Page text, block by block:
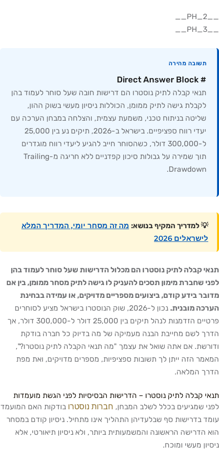
תשובה מהירה
תנאי קבלה לתיק נוסטרו הם דרישות חובה שעל סוחר לעמוד בהן
לקבלת גישה לתיק ממומן, הכוללות ניסיון מעשי בשוק ההון,
שליטה בניתוח טכני, משמעת עצמית, והצלחה במבחן הערכה עם
יעדי רווח ספציפיים. בישראל ב-2026, תיקים נע בין 25,000
ל-300,000 דולר, כשהסוחר חייב להגיע ליעדי רווח מוגדרים
תוך שמירה על גבולות סיכון קפדניים ללא חריגה מ-Trailing
Drawdown.
למדריך המקיף בנושא: מה זה מסחר יומי, המדריך המלא
2026
קבלה לתיק נוסטרו הם מכלול הדרישות שעל סוחר לעמוד בהן
שחברת מימון תסכים להעניק לו גישה לתיק מסחר ממומן, בין אם
בידע קודם, ביצועים מספריים מדויקים, או עמידה בבחינת
מובנית.
נכון ל-2026, שוק הנוסטרו בישראל מציע לסוחרים
פרטיים הזדמנות לנהל תיקים בין 25,000 דולר ל-300,000 דולר, אך
לשם מחייבת הבנה מעמיקה של מה בדיוק כל חברה בודקת
אם אתה שואל את עצמך "מה תנאי הקבלה לתיק נוסטרו?",
הזה ייתן לך תשובות ספציפיות, מספרים מדויקים, ואת מפת
המלאה.
קבלה לתיק נוסטרו – הדרישות הבסיסיות לפני הגשת מועמדות
שמגיעים בכלל לשלב המבחן,חברות נוסטרובודקות האם המועמד
בדרישות סף שבלעדיהן התהליך אינו מתחיל. ניסיון קודם במסחר
הראשונה והמשמעותית ביותר, ולא ניסיון תיאורטי, אלא
מעשי ומוכח.